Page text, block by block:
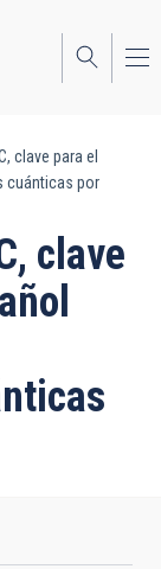
clave para el
cuánticas por
clave